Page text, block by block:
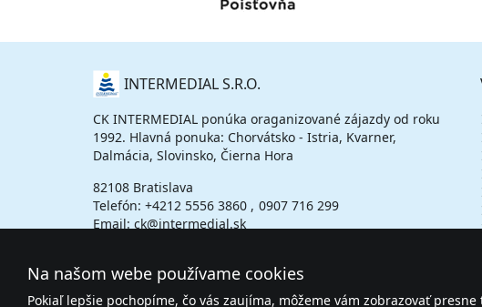
O
NÁS INTERMEDIAL S.R.O.
CK INTERMEDIAL ponúka oraganizované zájazdy od roku
1992. Hlavná ponuka: Chorvátsko - Istria, Kvarner,
Dalmácia, Slovinsko, Čierna Hora
82108 Bratislava
Telefón: +4212 5556 3860
0907 716 299
Email: ck@intermedial.sk
Na našom webe používame cookies
Pokiaľ lepšie pochopíme, čo vás zaujíma, môžeme vám zobrazovať